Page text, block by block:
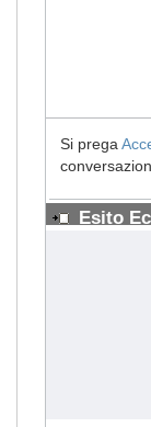
Si prega
Esito